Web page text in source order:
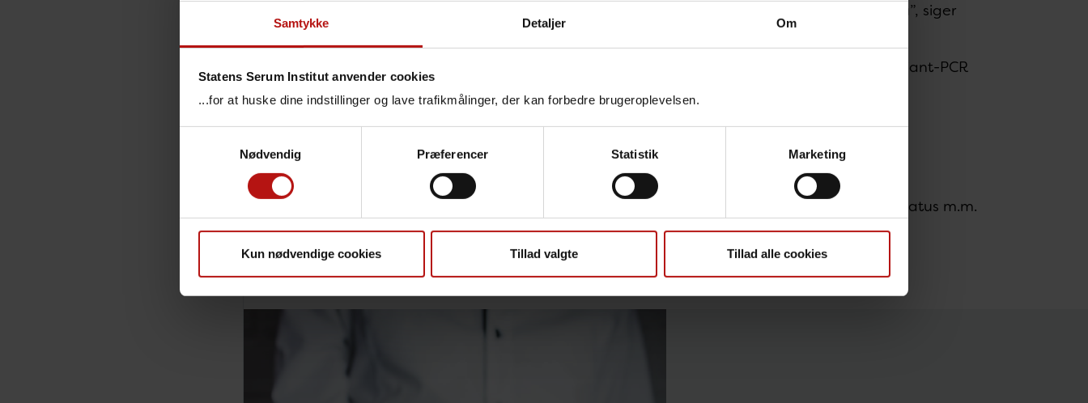
Samtykke Detaljer Om
Statens Serum Institut anvender cookies
...for at huske dine indstillinger og lave trafikmålinger, der kan forbedre brugeroplevelsen.
Nødvendig
Præferencer Statistik Marketing
Kun nødvendige cookies Tillad valgte Tillad alle cookies
stadig beskytter meget imod at blive alvorligt syg. Det er vores stærkeste våben lige nu”, siger
SSI’s direktør Henrik Ullum
Variant-PCR-testen er nu så sikker i sin detektering af omikron virus-varianten, at et variant-PCR
påvist tilfælde regnes med som et omikron-tilfælde.
Ny daglig rapport over omikron-forekomsten
Alle fakta om forekomsten af omikron i Danmark udsendes nu i en daglig rapport.
I rapporten kan man se fordelingen af tilfælde på region, alder, indlæggelser, vaccinestatus m.m.
Læs rapporten her